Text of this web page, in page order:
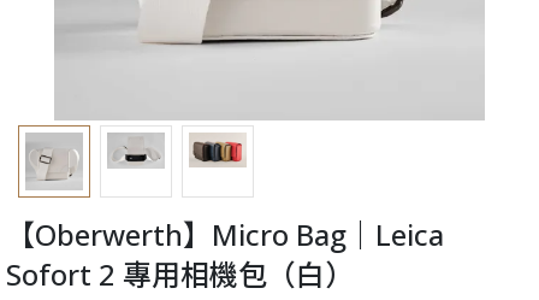
【Oberwerth】Micro Bag｜Leica
Sofort 2 專用相機包（白）